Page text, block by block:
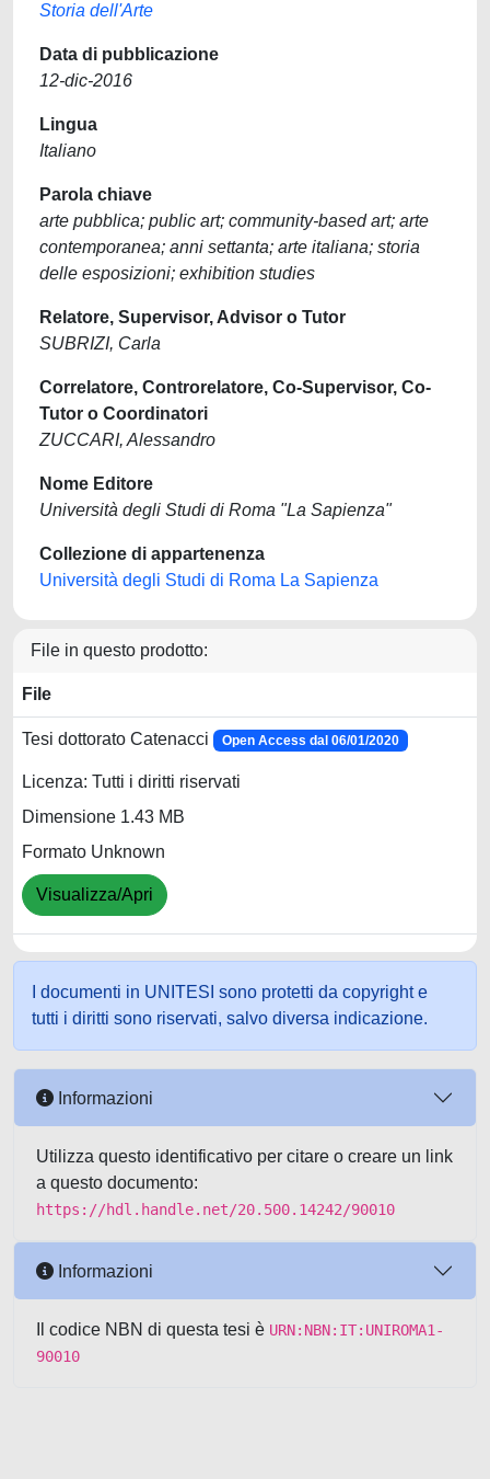
Storia dell'Arte
Data di pubblicazione
12-dic-2016
Lingua
Italiano
Parola chiave
arte pubblica; public art; community-based art; arte
contemporanea; anni settanta; arte italiana; storia
delle esposizioni; exhibition studies
Relatore, Supervisor, Advisor o Tutor
SUBRIZI, Carla
Correlatore, Controrelatore, Co-Supervisor, Co-
Tutor o Coordinatori
ZUCCARI, Alessandro
Nome Editore
Università degli Studi di Roma "La Sapienza"
Collezione di appartenenza
Università degli Studi di Roma La Sapienza
File in questo prodotto:
File
Tesi dottorato Catenacci Open Access dal 06/01/2020
Licenza: Tutti i diritti riservati
Dimensione 1.43 MB
Formato Unknown
Visualizza/Apri
I documenti in UNITESI sono protetti da copyright e
tutti i diritti sono riservati, salvo diversa indicazione.
Informazioni
Utilizza questo identificativo per citare o creare un link
a questo documento:
https://hdl.handle.net/20.500.14242/90010
Informazioni
Il codice NBN di questa tesi è URN:NBN:IT:UNIROMA1-
90010